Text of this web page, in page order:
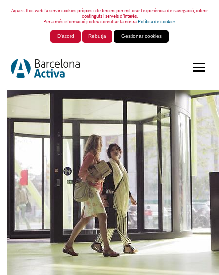
Aquest lloc web fa servir cookies pròpies i de tercers per millorar l’experiència de navegació, i oferir
continguts i serveis d’interès.
Per a més informació podeu consultar la nostraPolítica de cookies
D'acord Rebutja Gestionar cookies